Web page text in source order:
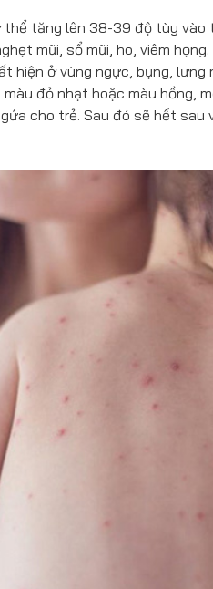
thể tăng lên 38-39 độ tùy
mũi, sổ mũi, ho, viêm họng.
hiện ở vùng ngực, bụng,
đỏ nhạt hoặc màu hồng,
cho trẻ. Sau đó sẽ hết